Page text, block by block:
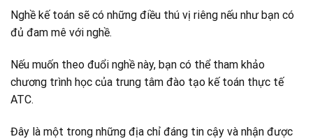
Nghề kế toán sẽ có những điều thú vị riêng nếu như bạn có
đủ đam mê với nghề.
Nếu muốn theo đuổi nghề này, bạn có thể tham khảo
chương trình học của trung tâm đào tạo kế toán thực tế
ATC.
Đây là một trong những địa chỉ đáng tin cậy và nhận được